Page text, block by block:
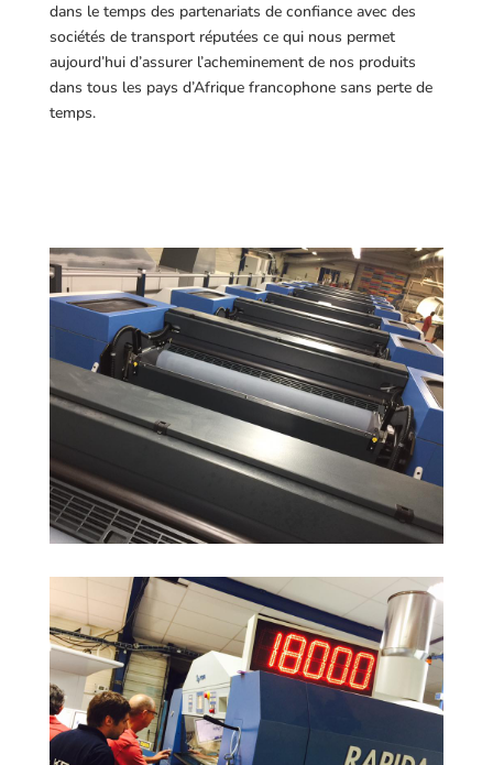
dans le temps des partenariats de confiance avec des
sociétés de transport réputées ce qui nous permet
aujourd’hui d’assurer l’acheminement de nos produits
dans tous les pays d’Afrique francophone sans perte de
temps.